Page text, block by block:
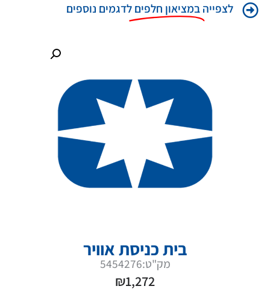
לצפייהבמציאון חלפים לדגמים נוספים
בית כניסת אוויר
מק"ט:5454276
₪1,272